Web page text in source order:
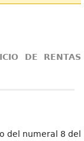
DE RENTAS
del numeral 8 del